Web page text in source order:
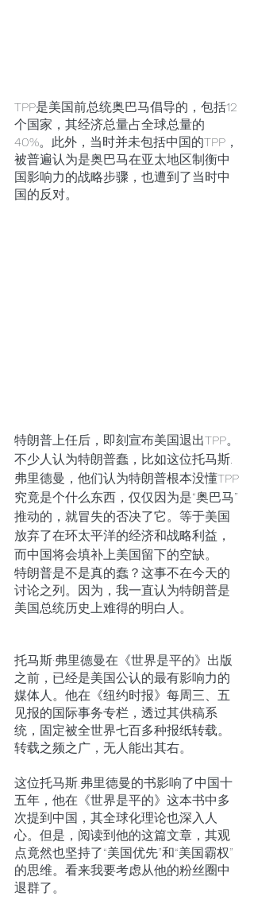
TPP是美国前总统奥巴马倡导的，包括12
个国家，其经济总量占全球总量的
40%。此外，当时并未包括中国的TPP，
被普遍认为是奥巴马在亚太地区制衡中
国影响力的战略步骤，也遭到了当时中
国的反对。
特朗普上任后，即刻宣布美国退出TPP。
不少人认为特朗普蠢，比如这位托马斯.
弗里德曼，他们认为特朗普根本没懂TPP
究竟是个什么东西，仅仅因为是“奥巴马”
推动的，就冒失的否决了它。等于美国
放弃了在环太平洋的经济和战略利益，
而中国将会填补上美国留下的空缺。
特朗普是不是真的蠢？这事不在今天的
讨论之列。因为，我一直认为特朗普是
美国总统历史上难得的明白人。
托马斯·弗里德曼在《世界是平的》出版
之前，已经是美国公认的最有影响力的
媒体人。他在《纽约时报》每周三、五
见报的国际事务专栏，透过其供稿系
统，固定被全世界七百多种报纸转载。
转载之频之广，无人能出其右。
这位托马斯.弗里德曼的书影响了中国十
五年，他在《世界是平的》这本书中多
次提到中国，其全球化理论也深入人
心。但是，阅读到他的这篇文章，其观
点竟然也坚持了“美国优先”和“美国霸权”
的思维。看来我要考虑从他的粉丝圈中
退群了。